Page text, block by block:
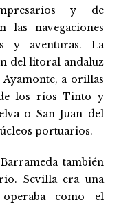
y de
las navegaciones
y aventuras. La
del litoral andaluz
a orillas
los ríos Tinto y
o San Juan del
portuarios.
también
Sevillaera una
como el